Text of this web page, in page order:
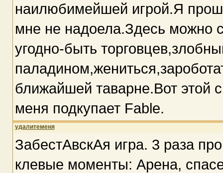
наилюбимейшей игрой.Я
мне не надоела.Здесь можно
угодно-быть
ближайшей таварне.Вот этой
меня подкупает Fable.
удалитеменя
ЗабестАвскАя игра. 3 раза
клевые моменты: Арена,